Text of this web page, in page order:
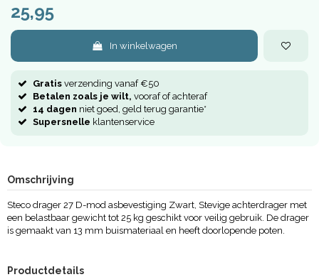
25,95
In winkelwagen
Gratis verzending vanaf €50
Betalen zoals je wilt, vooraf of achteraf
14 dagen niet goed, geld terug garantie*
Supersnelle klantenservice
Omschrijving
Steco drager 27 D-mod asbevestiging Zwart, Stevige achterdrager met
een belastbaar gewicht tot 25 kg geschikt voor veilig gebruik. De drager
is gemaakt van 13 mm buismateriaal en heeft doorlopende poten.
Productdetails